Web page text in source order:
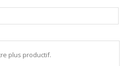
plus productif.